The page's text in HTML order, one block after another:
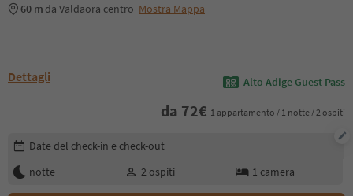
60 m da Valdaora centro Mostra Mappa
Dettagli Alto Adige Guest Pass
da 72€ 1 appartamento / 1 notte / 2 ospiti
Modifica i dettagli della prenotazione
Date del check-in e check-out
notte
2 ospiti 1 camera